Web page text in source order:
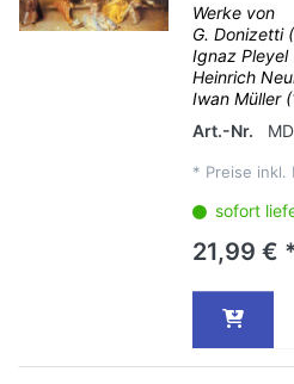
Werke von
G. Donizetti
Ignaz Pleyel
Heinrich
Iwan Müller
Art.-Nr.
* Preise inkl.
sofort
21,99 €